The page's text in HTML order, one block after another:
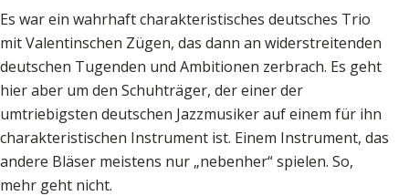
Es war ein wahrhaft charakteristisches deutsches Trio
mit Valentinschen Zügen, das dann an widerstreitenden
deutschen Tugenden und Ambitionen zerbrach. Es geht
hier aber um den Schuhträger, der einer der
umtriebigsten deutschen Jazzmusiker auf einem für ihn
charakteristischen Instrument ist. Einem Instrument, das
andere Bläser meistens nur „nebenher“ spielen. So,
mehr geht nicht.